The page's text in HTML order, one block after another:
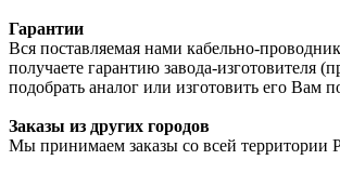
Гарантии
Вся поставляемая нами кабельно-
получаете гарантию завода-
подобрать аналог или изготовить его Вам
Заказы из других городов
Мы принимаем заказы со всей территории